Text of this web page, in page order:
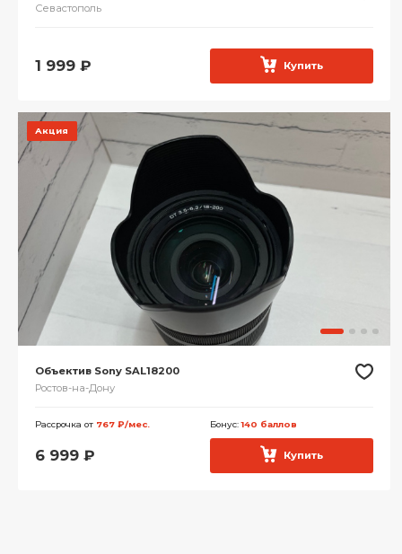
Севастополь
1 999 ₽ Купить
Акция
Объектив Sony SAL18200
Ростов-на-Дону
Рассрочка от 767 ₽/мес. Бонус:140 баллов
6 999 ₽ Купить